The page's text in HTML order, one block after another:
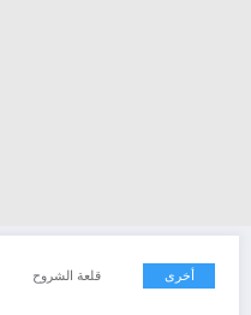
أخرى قلعة الشروح